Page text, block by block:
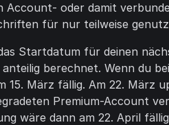
oder damit
für nur teilweise
Startdatum für deinen
berechnet. Wenn du
März fällig. Am 22. März
Premium-Account
wäre dann am 22. April